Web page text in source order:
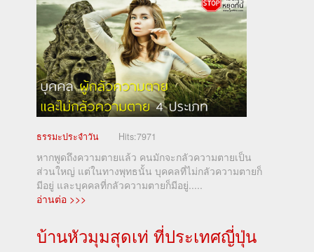
ธรรมะประจำวัน Hits:7971
หากพูดถึงความตายแล้ว คนมักจะกลัวความตายเป็น
ส่วนใหญ่ แต่ในทางพุทธนั้น บุคคลที่ไม่กลัวความตายก็
มีอยู่ และบุคคลที่กลัวความตายก็มีอยู่.....
อ่านต่อ >>>
บ้านหัวมุมสุดเท่ ที่ประเทศญี่ปุ่น